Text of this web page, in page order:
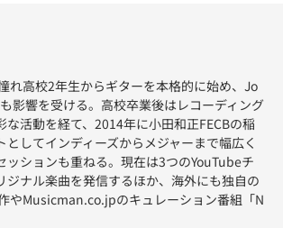
れ高校2年生からギターを本格的に始め、Jo
響を受ける。高校卒業後はレコーディング
活動を経て、2014年に小田和正FECBの稲
してインディーズからメジャーまで幅広く
ションも重ねる。現在は3つのYouTubeチ
ナル楽曲を発信するほか、海外にも独自の
やMusicman.co.jpのキュレーション番組「N